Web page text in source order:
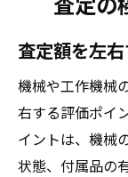
査定額を左
機械や工作機械
右する評価ポイ
イントは、機械
状態、付属品の